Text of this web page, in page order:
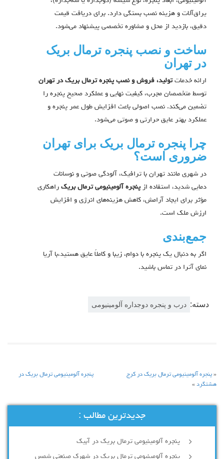
یراق‌آلات و هزینه نصب بستگی دارد. برای دریافت قیمت
دقیق، بازدید از محل و مشاوره تخصصی پیشنهاد می‌شود.
ساخت و نصب پنجره ترمال بریک
در تهران
ارائه خدماتتولید، فروش و نصب پنجره ترمال بریک در تهران
توسط متخصصان مجرب، کیفیت نهایی و عملکرد صحیح پنجره را
تضمین می‌کند. نصب اصولی باعث افزایش طول عمر پنجره و
عملکرد بهتر عایق حرارتی و صوتی می‌شود.
چرا پنجره ترمال بریک برای تهران
ضروری است؟
در شهری مانند تهران با ترافیک، آلودگی صوتی و نوسانات
دمایی شدید، استفاده از پنجره آلومینیومی ترمال بریک راهکاری
مؤثر برای ایجاد آرامش، کاهش هزینه‌های انرژی و افزایش
ارزش ملک است.
جمع‌بندی
اگر به دنبال یک پنجره با دوام، زیبا و کاملاً عایق هستید،با آریا
نمای آترا در تماس باشید.
دسته: درب و پنجره دوجداره آلومینیومی
« پنجره آلومینیومی ترمال بریک در کرج
پنجره آلومینیومی ترمال بریک در
هشتگرد »
جدیدترین مطالب :
پنجره آلومینیومی ترمال بریک در آبیک
پنجره آلومینیومی ترمال بریک در شهرک صنعتی شمس